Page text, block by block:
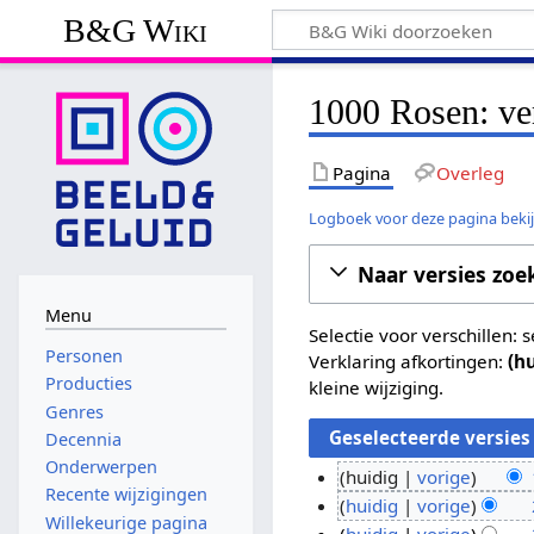
B&G Wiki
1000 Rosen:
Pagina Overleg
Logboek voor deze pagina
Naar versies
Selectie voor verschillen:
Verklaring afkortingen:
kleine wijziging.
1
huidig vorige
G
e
huidig vorige
Menu
Personen
Producties
Genres
Decennia
Onderwerpen
Recente wijzigingen
Willekeurige pagina